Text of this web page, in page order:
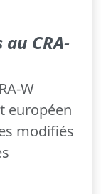
au CRA-
W
européen
modifiés